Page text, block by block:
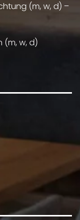
(m, w, d) –
(m, w, d)